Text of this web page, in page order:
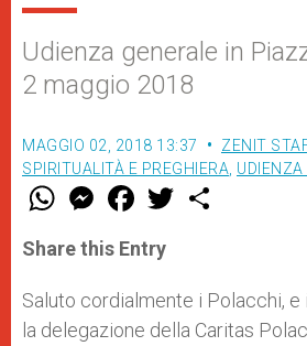
Udienza generale in
2 maggio 2018
MAGGIO 02, 2018 13:37 ZENIT
SPIRITUALITÀ E PREGHIERA, UDIENZA
W
t
s
p
p
M
e
s
e
g
e
r
F
a
e
b
o
k
w
r
Share this Entry
Saluto cordialmente i Polacchi,
la delegazione della Caritas